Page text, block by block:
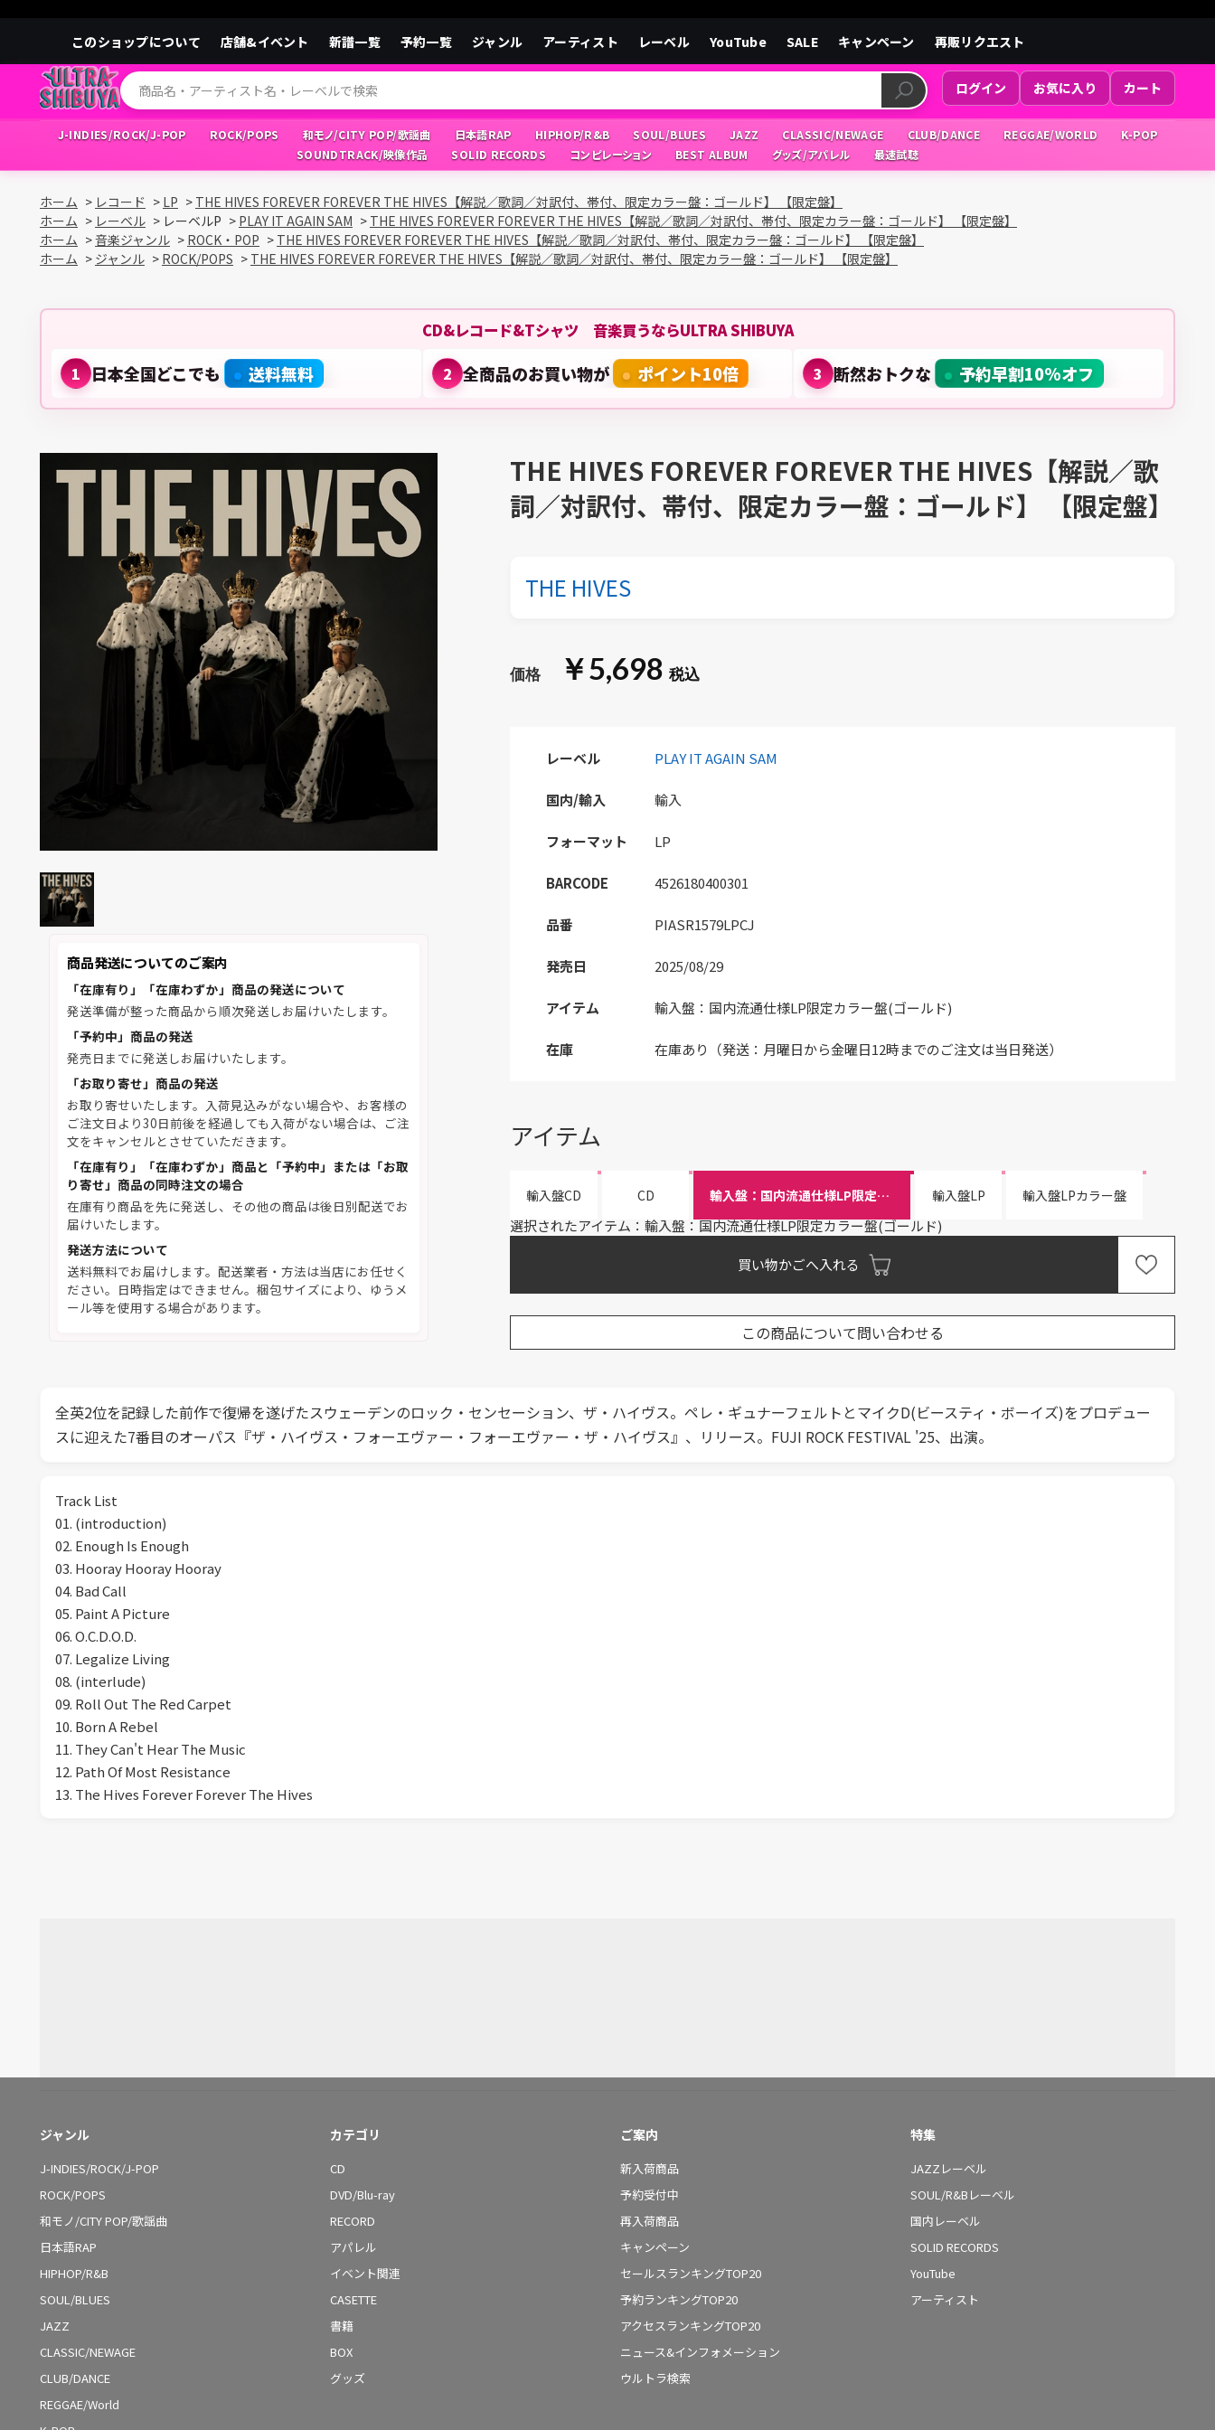
このショップについて 店舗&イベント 新譜一覧 予約一覧 ジャンル アーティスト レーベル YouTube SALE キャンペーン 再販リクエスト
ログイン お気に入り カート
J-INDIES/ROCK/J-POP ROCK/POPS 和モノ/CITY POP/歌謡曲 日本語RAP HIPHOP/R&B SOUL/BLUES JAZZ CLASSIC/NEWAGE CLUB/DANCE REGGAE/WORLD
K-POP
SOUNDTRACK/映像作品
SOLID RECORDS コンピレーション BEST ALBUM グッズ/アパレル 最速試聴
ホーム > レコード > LP > THE HIVES FOREVER FOREVER THE HIVES【解説／歌詞／対訳付、帯付、限定カラー盤：ゴールド】 【限定盤】
ホーム > レーベル > レーベルP > PLAY IT AGAIN SAM > THE HIVES FOREVER FOREVER THE HIVES【解説／歌詞／対訳付、帯付、限定カラー盤：ゴールド】 【限定盤】
ホーム >音楽ジャンル > ROCK・POP > THE HIVES FOREVER FOREVER THE HIVES【解説／歌詞／対訳付、帯付、限定カラー盤：ゴールド】 【限定盤】
ホーム > ジャンル > ROCK/POPS > THE HIVES FOREVER FOREVER THE HIVES【解説／歌詞／対訳付、帯付、限定カラー盤：ゴールド】 【限定盤】
CD&レコード&Tシャツ 音楽買うならULTRA SHIBUYA
1 日本全国どこでも 送料無料 2 全商品のお買い物が ポイント10倍 3 断然おトクな 予約早割10%オフ
商品発送についてのご案内
「在庫有り」「在庫わずか」商品の発送について
発送準備が整った商品から順次発送しお届けいたします。
「予約中」商品の発送
発売日までに発送しお届けいたします。
「お取り寄せ」商品の発送
お取り寄せいたします。入荷見込みがない場合や、お客様の
ご注文日より30日前後を経過しても入荷がない場合は、ご注
文をキャンセルとさせていただきます。
「在庫有り」「在庫わずか」商品と「予約中」または「お取
り寄せ」商品の同時注文の場合
在庫有り商品を先に発送し、その他の商品は後日別配送でお
届けいたします。
発送方法について
送料無料でお届けします。配送業者・方法は当店にお任せく
ださい。日時指定はできません。梱包サイズにより、ゆうメ
ール等を使用する場合があります。
THE HIVES FOREVER FOREVER THE HIVES【解説／歌
詞／対訳付、帯付、限定カラー盤：ゴールド】 【限定盤】
THE HIVES
￥5,698
レーベル PLAY IT AGAIN SAM
国内/輸入 輸入
フォーマット LP
BARCODE 4526180400301
品番 PIASR1579LPCJ
発売日 2025/08/29
アイテム 輸入盤：国内流通仕様LP限定カラー盤(ゴールド)
在庫 在庫あり（発送：月曜日から金曜日12時までのご注文は当日発送）
アイテム
輸入盤CD CD 輸入盤：国内流通仕様LP限定カラー盤(ゴールド) 輸入盤LP 輸入盤LPカラー盤
選択されたアイテム：輸入盤：国内流通仕様LP限定カラー盤(ゴールド)
買い物かごへ入れる
この商品について問い合わせる
全英2位を記録した前作で復帰を遂げたスウェーデンのロック・センセーション、ザ・ハイヴス。ペレ・ギュナーフェルトとマイクD(ビースティ・ボーイズ)をプロデュー
スに迎えた7番目のオーパス『ザ・ハイヴス・フォーエヴァー・フォーエヴァー・ザ・ハイヴス』、リリース。FUJI ROCK FESTIVAL '25、出演。
Track List
01. (introduction)
02. Enough Is Enough
03. Hooray Hooray Hooray
04. Bad Call
05. Paint A Picture
06. O.C.D.O.D.
07. Legalize Living
08. (interlude)
09. Roll Out The Red Carpet
10. Born A Rebel
11. They Can't Hear The Music
12. Path Of Most Resistance
13. The Hives Forever Forever The Hives
ジャンル
J-INDIES/ROCK/J-POP
ROCK/POPS
和モノ/CITY POP/歌謡曲
日本語RAP
HIPHOP/R&B
SOUL/BLUES
JAZZ
CLASSIC/NEWAGE
CLUB/DANCE
REGGAE/World
カテゴリ
CD
DVD/Blu-ray
RECORD
アパレル
イベント関連
CASETTE
書籍
BOX
グッズ
ご案内
新入荷商品
予約受付中
再入荷商品
キャンペーン
セールスランキングTOP20
予約ランキングTOP20
アクセスランキングTOP20
ニュース&インフォメーション
ウルトラ検索
特集
JAZZレーベル
SOUL/R&Bレーベル
国内レーベル
SOLID RECORDS
YouTube
アーティスト